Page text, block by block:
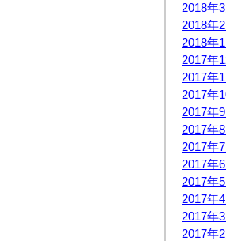
2018年3
2018年2
2018年1
2017年
2017年
2017年
2017年9
2017年8
2017年7
2017年6
2017年5
2017年4
2017年3
2017年2